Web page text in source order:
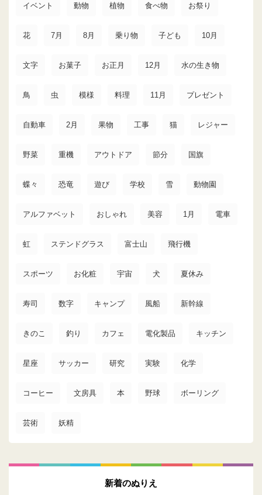
イベント 動物 植物 食べ物 お祭り
花 7月 8月 乗り物 子ども 10月
文字 お菓子 お正月 12月 水の生き物
鳥 虫 模様 料理 11月 プレゼント
自動車 2月 果物 工事 猫 レジャー
野菜 重機 アウトドア 節分 国旗
蝶々 恐竜 遊び 学校 雪 動物園
アルファベット おしゃれ 美容 1月 電車
虹 ステンドグラス 富士山 飛行機
スポーツ お化粧 宇宙 犬 夏休み
寿司 数字 キャンプ 風船 新幹線
きのこ 釣り カフェ 電化製品 キッチン
星座 サッカー 研究 実験 化学
コーヒー 文房具 本 野球 ボーリング
芸術 妖精
新着のぬりえ